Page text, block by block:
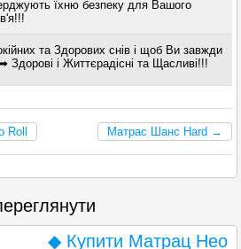
їхню безпеку для Вашого
та Здорових снів і щоб Ви завжди
Здорові і Життєрадісні та Щасливі!!!
Roll Матрас Шанс Hard →
◆ Купити Матрац Нео